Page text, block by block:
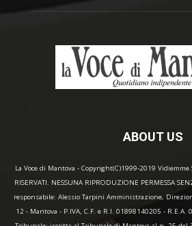
ABOUT US
La Voce di Mantova - Copyright(C)1999-2019 Vidiemme
RISERVATI. NESSUNA RIPRODUZIONE PERMESSA
responsabile: Alessio Tarpini Amministrazione,
12 - Mantova - P.IVA, C.F. e R.I. 01898140205 -